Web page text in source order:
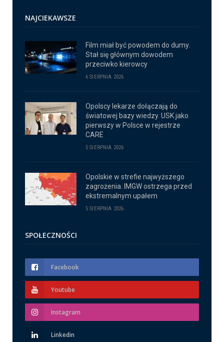
NAJCIEKAWSZE
Film miał być powodem do dumy.
Stał się głównym dowodem
przeciwko kierowcy
6 SIERPNIA 2026
Opolscy lekarze dołączają do
światowej bazy wiedzy. USK jako
pierwszy w Polsce w rejestrze
CARE
5 SIERPNIA 2026
Opolskie w strefie najwyższego
zagrożenia. IMGW ostrzega przed
ekstremalnym upałem
5 SIERPNIA 2026
SPOŁECZNOŚCI
Facebook
Youtube
Instagram
Linkedin